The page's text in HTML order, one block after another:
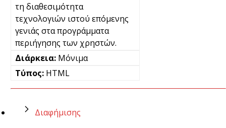
τη διαθεσιμότητα
τεχνολογιών ιστού επόμενης
γενιάς στα προγράμματα
περιήγησης των χρηστών.
Μόνιμα
HTML
Διαφήμισης